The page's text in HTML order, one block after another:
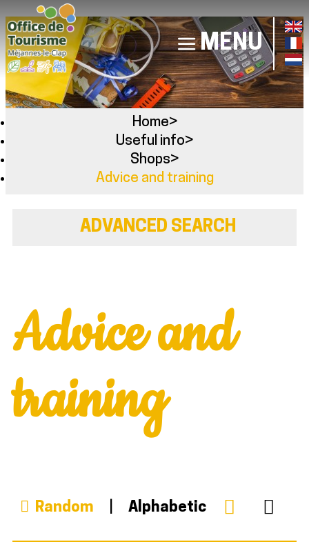
MENU
Home>
Useful info>
Shops>
Advice and training
ADVANCED SEARCH
Advice and
training
Random Alphabetic